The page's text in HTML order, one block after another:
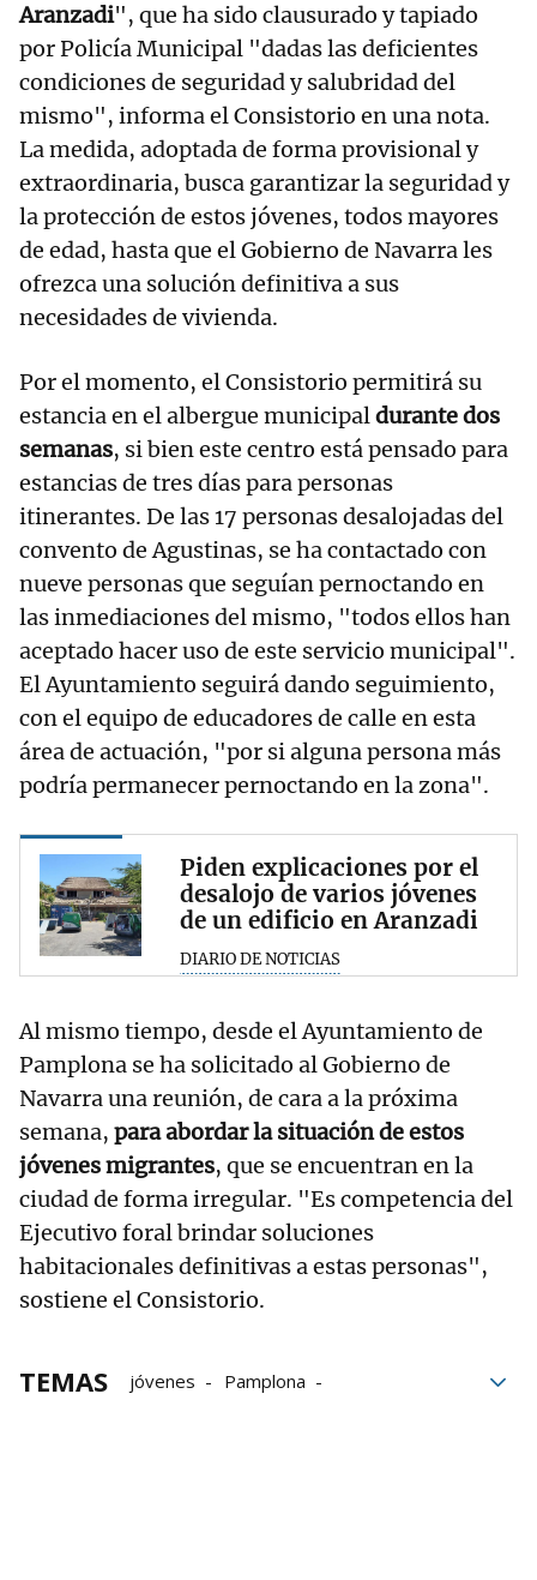
Aranzadi", que ha sido clausurado y tapiado
por Policía Municipal "dadas las deficientes
condiciones de seguridad y salubridad del
mismo", informa el Consistorio en una nota.
La medida, adoptada de forma provisional y
extraordinaria, busca garantizar la seguridad y
la protección de estos jóvenes, todos mayores
de edad, hasta que el Gobierno de Navarra les
ofrezca una solución definitiva a sus
necesidades de vivienda.
Por el momento, el Consistorio permitirá su
estancia en el albergue municipaldurante dos
semanas, si bien este centro está pensado para
estancias de tres días para personas
itinerantes. De las 17 personas desalojadas del
convento de Agustinas, se ha contactado con
nueve personas que seguían pernoctando en
las inmediaciones del mismo, "todos ellos han
aceptado hacer uso de este servicio municipal".
El Ayuntamiento seguirá dando seguimiento,
con el equipo de educadores de calle en esta
área de actuación, "por si alguna persona más
podría permanecer pernoctando en la zona".
Piden explicaciones por el
desalojo de varios jóvenes
de un edificio en Aranzadi
DIARIO DE NOTICIAS
Al mismo tiempo, desde el Ayuntamiento de
Pamplona se ha solicitado al Gobierno de
Navarra una reunión, de cara a la próxima
semana, para abordar la situación de estos
jóvenes migrantes, que se encuentran en la
ciudad de forma irregular. "Es competencia del
Ejecutivo foral brindar soluciones
habitacionales definitivas a estas personas",
sostiene el Consistorio.
TEMAS jóvenes
Pamplona